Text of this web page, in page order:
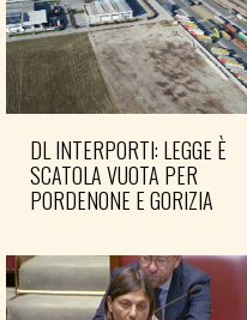
DL INTERPORTI: LEGGE È
SCATOLA VUOTA PER
PORDENONE E GORIZIA